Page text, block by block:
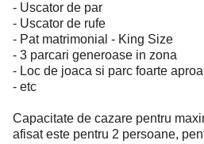
- Uscator de par
- Uscator de rufe
- Pat matrimonial - King Size
- 3 parcari generoase in zona
- Loc de joaca si parc foarte
- etc
Capacitate de cazare pentru
afisat este pentru 2 persoane,